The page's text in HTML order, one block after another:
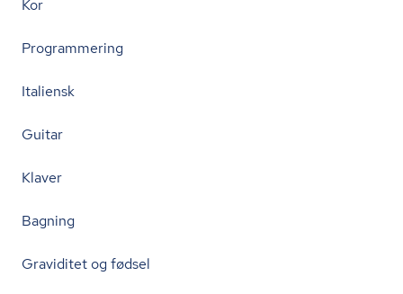
Kor
Programmering
Italiensk
Guitar
Klaver
Bagning
Graviditet og fødsel